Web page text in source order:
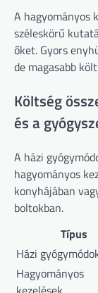
A hagyományos
széleskörű
őket. Gyors
de magasabb
Költség
és a
A házi
hagyományos
konyhájában
boltokban.
Típus
Házi
Hagyományos